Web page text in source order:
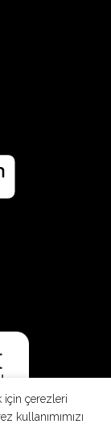
için çerezleri
kullanımımızı